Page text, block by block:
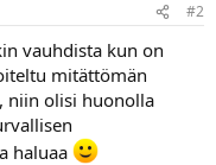
#2
vauhdista kun on
mitättömän
niin olisi huonolla
haluaa